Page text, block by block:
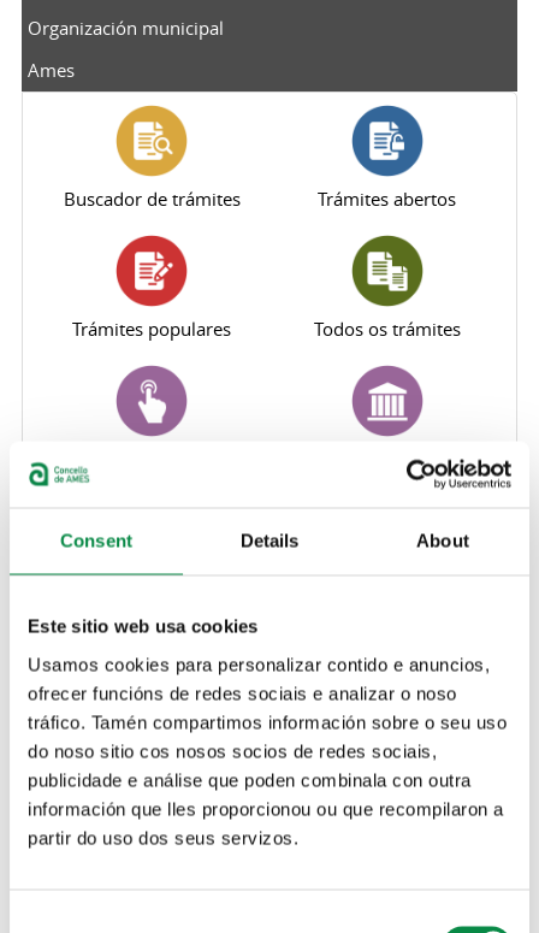
Consent Details About
Este sitio web usa cookies
Usamos cookies para personalizar contido e anuncios,
ofrecer funcións de redes sociais e analizar o noso
tráfico. Tamén compartimos información sobre o seu uso
do noso sitio cos nosos socios de redes sociais,
publicidade e análise que poden combinala con outra
información que lles proporcionou ou que recompilaron a
partir do uso dos seus servizos.
Organización municipal
Ames
Buscador de trámites Trámites abertos
Trámites populares Todos os trámites
Sede electrónica
Solicitude de praza nas Escolas infantís municipais
Axenda